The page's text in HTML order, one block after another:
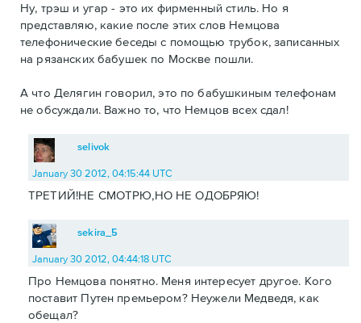
Ну, трэш и угар - это их фирменный стиль. Но я
представляю, какие после этих слов Немцова
телефонические беседы с помощью трубок, записанных
на рязанских бабушек по Москве пошли.
А что Делягин говорил, это по бабушкиным телефонам
не обсуждали. Важно то, что Немцов всех сдал!
selivok
January 30 2012, 04:15:44 UTC
ТРЕТИЙ!НЕ СМОТРЮ,НО НЕ ОДОБРЯЮ!
sekira_5
January 30 2012, 04:44:18 UTC
Про Немцова понятно. Меня интересует другое. Кого
поставит Путен премьером? Неужели Медведя, как
обещал?